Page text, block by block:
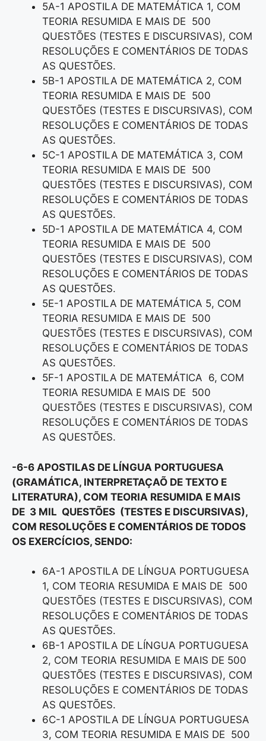
5A-1 APOSTILA DE MATEMÁTICA 1, COM
TEORIA RESUMIDA E MAIS DE 500
QUESTÕES (TESTES E DISCURSIVAS), COM
RESOLUÇÕES E COMENTÁRIOS DE TODAS
AS QUESTÕES.
5B-1 APOSTILA DE MATEMÁTICA 2, COM
TEORIA RESUMIDA E MAIS DE 500
QUESTÕES (TESTES E DISCURSIVAS), COM
RESOLUÇÕES E COMENTÁRIOS DE TODAS
AS QUESTÕES.
5C-1 APOSTILA DE MATEMÁTICA 3, COM
TEORIA RESUMIDA E MAIS DE 500
QUESTÕES (TESTES E DISCURSIVAS), COM
RESOLUÇÕES E COMENTÁRIOS DE TODAS
AS QUESTÕES.
5D-1 APOSTILA DE MATEMÁTICA 4, COM
TEORIA RESUMIDA E MAIS DE 500
QUESTÕES (TESTES E DISCURSIVAS), COM
RESOLUÇÕES E COMENTÁRIOS DE TODAS
AS QUESTÕES.
5E-1 APOSTILA DE MATEMÁTICA 5, COM
TEORIA RESUMIDA E MAIS DE 500
QUESTÕES (TESTES E DISCURSIVAS), COM
RESOLUÇÕES E COMENTÁRIOS DE TODAS
AS QUESTÕES.
5F-1 APOSTILA DE MATEMÁTICA 6, COM
TEORIA RESUMIDA E MAIS DE 500
QUESTÕES (TESTES E DISCURSIVAS), COM
RESOLUÇÕES E COMENTÁRIOS DE TODAS
AS QUESTÕES.
-6-6 APOSTILAS DE LÍNGUA PORTUGUESA
(GRAMÁTICA, INTERPRETAÇAÕ DE TEXTO E
LITERATURA), COM TEORIA RESUMIDA E MAIS
DE 3 MIL QUESTÕES (TESTES E DISCURSIVAS),
COM RESOLUÇÕES E COMENTÁRIOS DE TODOS
OS EXERCÍCIOS, SENDO:
6A-1 APOSTILA DE LÍNGUA PORTUGUESA
1, COM TEORIA RESUMIDA E MAIS DE 500
QUESTÕES (TESTES E DISCURSIVAS), COM
RESOLUÇÕES E COMENTÁRIOS DE TODAS
AS QUESTÕES.
6B-1 APOSTILA DE LÍNGUA PORTUGUESA
2, COM TEORIA RESUMIDA E MAIS DE 500
QUESTÕES (TESTES E DISCURSIVAS), COM
RESOLUÇÕES E COMENTÁRIOS DE TODAS
AS QUESTÕES.
6C-1 APOSTILA DE LÍNGUA PORTUGUESA
3, COM TEORIA RESUMIDA E MAIS DE 500